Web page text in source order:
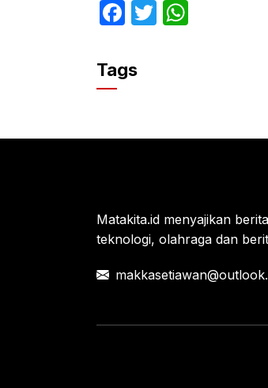
F
c
e
o
T
p
Tags
Matakita.id menyajikan
teknologi, olahraga dan